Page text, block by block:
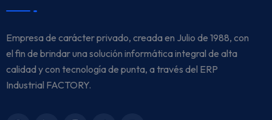
Empresa de carácter privado, creada en Julio de 1988, con
el fin de brindar una solución informática integral de alta
calidad y con tecnología de punta, a través del ERP
Industrial FACTORY.